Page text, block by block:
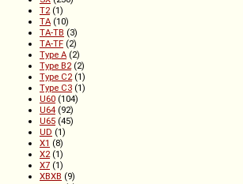
T2(1)
TA (10)
TA-TB (3)
TA-TF (2)
Type A (2)
Type B2(2)
Type C2(1)
Type C3 (1)
U60 (104)
U64 (92)
U65 (45)
UD (1)
X1 (8)
X2(1)
X7 (1)
XBXB (9)